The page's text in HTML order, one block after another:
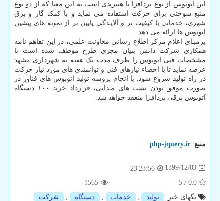
این اتوبوس از نوع بردافزا یا هیبریدی است به این معنا که از دو نوع
منبع سوختی برای حرکت استفاده می نماید و با کمک گاز و برق
شهری، خدماتی با کیفیت تر و آلایندگی پایین تر از نمونه های پیشین
اتوبوس ها ارائه می دهد.
برمبنای اعلام مرکز اطلاع رسانی معاونت علمی، در این تفاهم نامه
همکاری شرکت دانش بنیان مجری طرح موظف شده است تا
مشخصات فنی اتوبوس را ظرف مدت یک هفته به شهرداری مشهد
عرضه نماید تا با احصاء نیازهای فنی و توانمندی های مورد نیاز حرکت
در راه تولید شروع شود. با انجام پروسه تولید اتوبوس های فناور در
صورت موفق بودن تست های میدانی، قرارداد خرید ۱۰۰ دستگاه
اتوبوس برقی بردافزا منعقد خواهد شد.
منبع: php-jquery.ir
1399/12/03
23:23:56
0.0
/
5
1565
تگهای خبر:
تولید خدمات دستگاه شركت